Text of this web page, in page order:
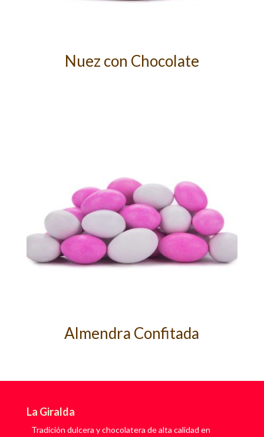
Nuez con Chocolate
Almendra Confitada
La Giralda
Tradición dulcera y chocolatera de alta calidad en